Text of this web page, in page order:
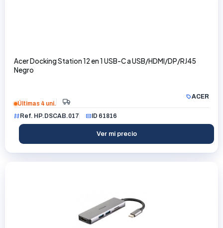
Acer Docking Station 12 en 1 USB-C a USB/HDMI/DP/RJ45
Negro
ACER
Últimas 4 uni.
Ref. HP.DSCAB.017
ID 61816
Ver mi precio